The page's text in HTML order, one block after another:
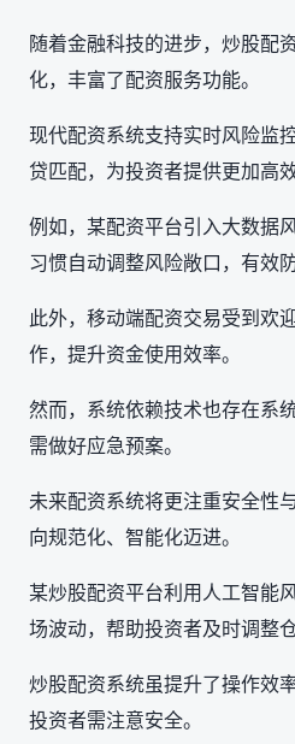
随着金融科技的进步，炒股配
化，丰富了配资服务功能。
现代配资系统支持实时风险监
贷匹配，为投资者提供更加高
例如，某配资平台引入大数据
习惯自动调整风险敞口，有效
此外，移动端配资交易受到欢
作，提升资金使用效率。
然而，系统依赖技术也存在系
需做好应急预案。
未来配资系统将更注重安全性
向规范化、智能化迈进。
某炒股配资平台利用人工智能
场波动，帮助投资者及时调整
炒股配资系统虽提升了操作效
投资者需注意安全。